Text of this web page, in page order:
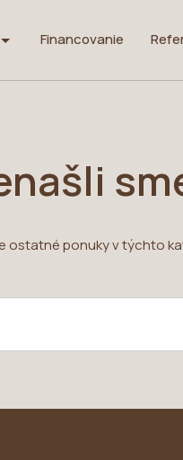
Financovanie
ostatné ponuky v týchto